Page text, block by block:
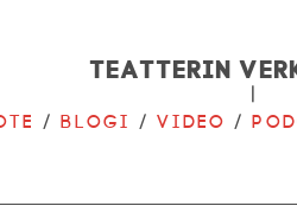
Teatterin
|
/Blogi /Video /